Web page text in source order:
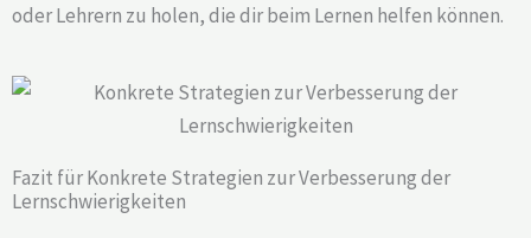
oder Lehrern zu holen, die dir beim Lernen helfen können.
Fazit für Konkrete Strategien zur Verbesserung der
Lernschwierigkeiten